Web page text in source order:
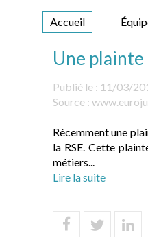
Accueil
Une plainte
Publié le : 11/03/
Source :
Récemment une
la RSE. Cette
métiers...
Lire la suite